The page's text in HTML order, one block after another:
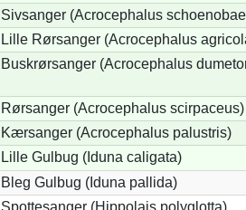
Sivsanger (Acrocephalus
Lille Rørsanger (Acrocephalus
Buskrørsanger (Acrocephalus
Rørsanger (Acrocephalus scirpaceus)
Kærsanger (Acrocephalus palustris)
Lille Gulbug (Iduna caligata)
Bleg Gulbug (Iduna pallida)
Spottesanger (Hippolais polyglotta)